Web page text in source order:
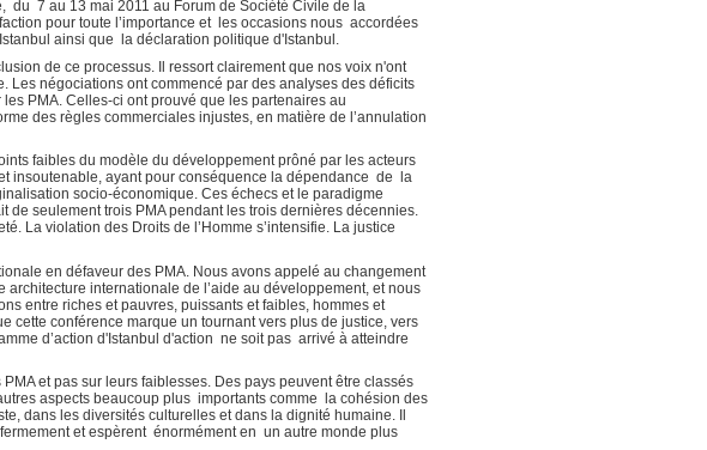
du 7 au 13 mai 2011 au Forum de Société Civile de la
pour toute l’importance et les occasions nous accordées
ainsi que la déclaration politique d'Istanbul.
de ce processus. Il ressort clairement que nos voix n'ont
Les négociations ont commencé par des analyses des déficits
PMA. Celles-ci ont prouvé que les partenaires au
des règles commerciales injustes, en matière de l’annulation
faibles du modèle du développement prôné par les acteurs
insoutenable, ayant pour conséquence la dépendance de la
socio-économique. Ces échecs et le paradigme
de seulement trois PMA pendant les trois dernières décennies.
La violation des Droits de l’Homme s’intensifie. La justice
en défaveur des PMA. Nous avons appelé au changement
internationale de l’aide au développement, et nous
entre riches et pauvres, puissants et faibles, hommes et
cette conférence marque un tournant vers plus de justice, vers
d’action d'Istanbul d'action ne soit pas arrivé à atteindre
et pas sur leurs faiblesses. Des pays peuvent être classés
aspects beaucoup plus importants comme la cohésion des
dans les diversités culturelles et dans la dignité humaine. Il
et espèrent énormément en un autre monde plus